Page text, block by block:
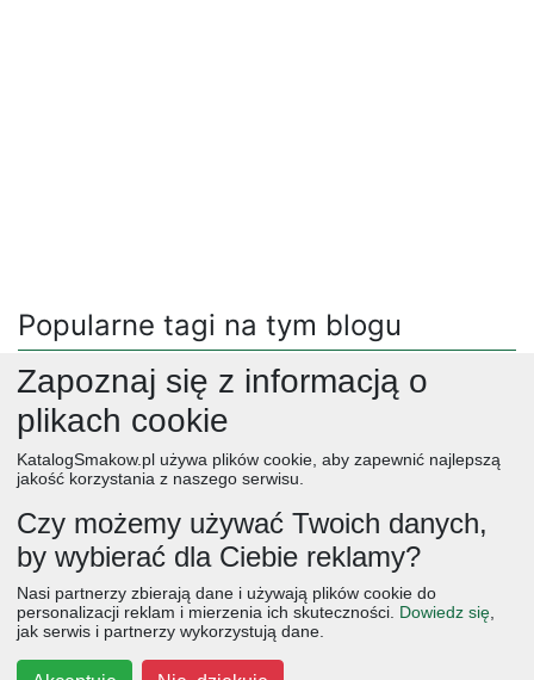
Popularne tagi na tym blogu
przepisy(13350) ciasta i ciastka(92) obiad dla dzieci
obiad(25567) zdrowe słodycze
desery(12565) drugie śniadanie(504) dania mięsne(3626)
zapiski kuchenne(15) zupy(9069) kasza i ryż(39)
kuchnia włoska(1849) truskawki(4023)
desery
salatki
boże narodzenie warzywa wielkanoc
przekaski
dania główne
jajka wegetariańskie czekolada
kurczak śniadania
Zapoznaj się z informacją o
plikach cookie
KatalogSmakow.pl używa plików cookie, aby zapewnić najlepszą
jakość korzystania z naszego serwisu.
Czy możemy używać Twoich danych,
by wybierać dla Ciebie reklamy?
Nasi partnerzy zbierają dane i używają plików cookie do
personalizacji reklam i mierzenia ich skuteczności. Dowiedz się
jak serwis i partnerzy wykorzystują dane.